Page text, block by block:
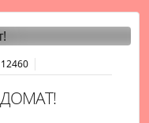
12460